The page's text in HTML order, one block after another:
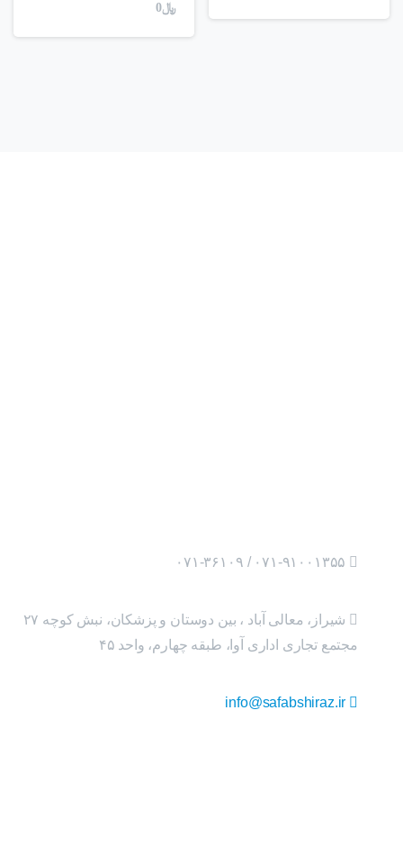
﷼0
۰۷۱-۹۱۰۰۱۳۵۵ / ۰۷۱-۳۶۱۰۹
شیراز، معالی آباد ، بین دوستان و پزشکان، نبش کوچه ۲۷
مجتمع تجاری اداری آوا، طبقه چهارم، واحد ۴۵
info@safabshiraz.ir